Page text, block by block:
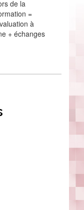
de la
=
à
+ échanges